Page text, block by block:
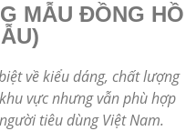
MẪU ĐỒNG HỒ
về kiểu dáng, chất lượng
vực nhưng vẫn phù hợp
tiêu dùng Việt Nam.